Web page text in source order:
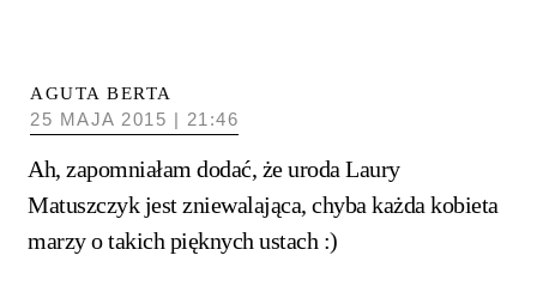
AGUTA BERTA
25 MAJA 2015 | 21:46
Ah, zapomniałam dodać, że uroda Laury
Matuszczyk jest zniewalająca, chyba każda kobieta
marzy o takich pięknych ustach :)